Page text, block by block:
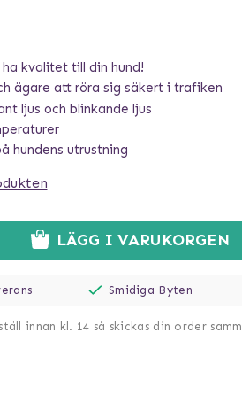
ha kvalitet till din hund!
ägare att röra sig säkert i trafiken
ljus och blinkande ljus
hundens utrustning
LÄGG I VARUKORGEN
Smidiga Byten
innan kl. 14 så skickas din order